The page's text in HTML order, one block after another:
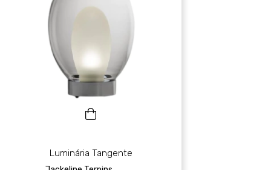
Luminária Tangente